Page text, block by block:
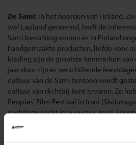
De Sami: In het noorden van Finland,
wel Lapland genoemd, leeft de
Sami bevolking wonen er in Finland
handgemaakte producten, liefde voor
kleding zijn de grootste kenmerken
jaar door zijn er verschillende
cultuur van de Sami tentoon wordt
cultuur van dichtbij kunt ervaren. Zo
Peoples’ Film Festival in Inari (
nachtloze nacht in augustus. Inari,
beste plaatsen in Finland om kennis te